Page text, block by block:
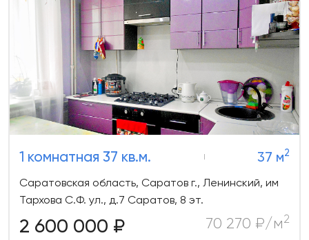
1 комнатная 37 кв.м. 37 м2
Саратовская область, Саратов г., Ленинский, им
Тархова С.Ф. ул., д.7 Саратов, 8 эт.
2 600 000 ₽ 70 270 ₽/м2